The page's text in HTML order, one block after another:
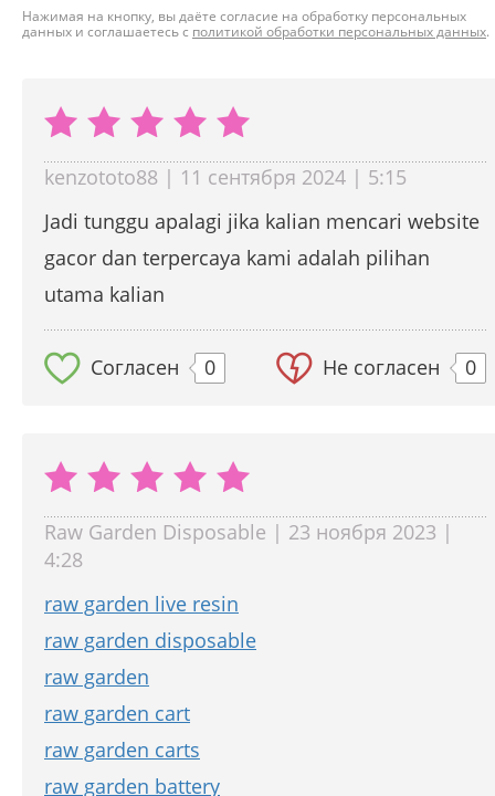
Нажимая на кнопку, вы даёте согласие на обработку персональных
данных и соглашаетесь с политикой обработки персональных данных.
kenzototo88 | 11 сентября 2024 | 5:15
Jadi tunggu apalagi jika kalian mencari website
gacor dan terpercaya kami adalah pilihan
utama kalian
Согласен 0 Не согласен 0
Raw Garden Disposable | 23 ноября 2023 |
4:28
raw garden live resin
raw garden disposable
raw garden
raw garden cart
raw garden carts
raw garden battery